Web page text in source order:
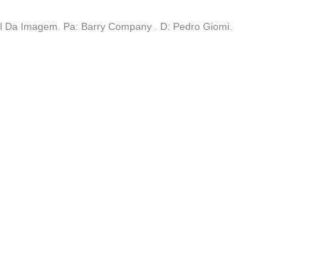
Imagem. Pa: Barry Company . D: Pedro Giomi.